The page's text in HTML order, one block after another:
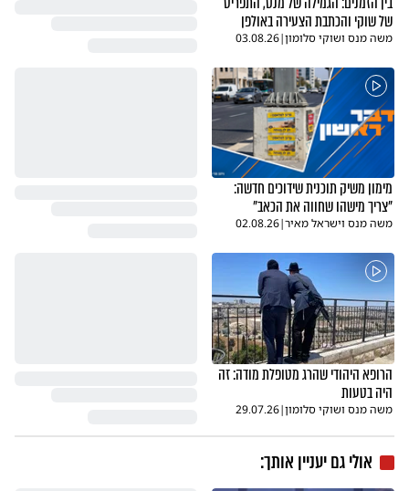
של שוקי והכתבת הצעירה באולפן
משה מנס ושוקי סלומון|
03.08.26
מימון משיק תוכנית שידוכים חדשה:
"צריך מישהו שחווה את הכאב"
משה מנס וישראל מאיר|
02.08.26
הרופא היהודי שהרג מטופלת מודה: זה
היה בטעות
משה מנס ושוקי סלומון|
29.07.26
אולי גם יעניין אותך: